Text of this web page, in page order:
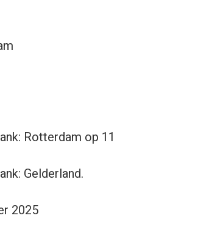
Rotterdam op 11
Gelderland.
2025